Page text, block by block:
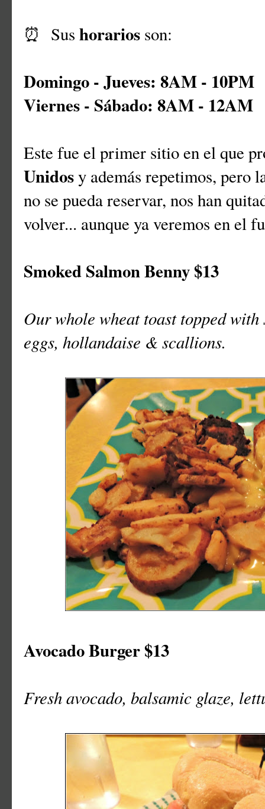
⏰ Sus horarios son:
Domingo - Jueves: 8AM - 10PM
Viernes - Sábado: 8AM - 12AM
Este fue el primer sitio en el que
Unidosy además repetimos, pero
no se pueda reservar, nos han
volver... aunque ya veremos en el
Smoked Salmon Benny $13
Our whole wheat toast topped with
eggs, hollandaise & scallions.
Avocado Burger $13
Fresh avocado, balsamic glaze,